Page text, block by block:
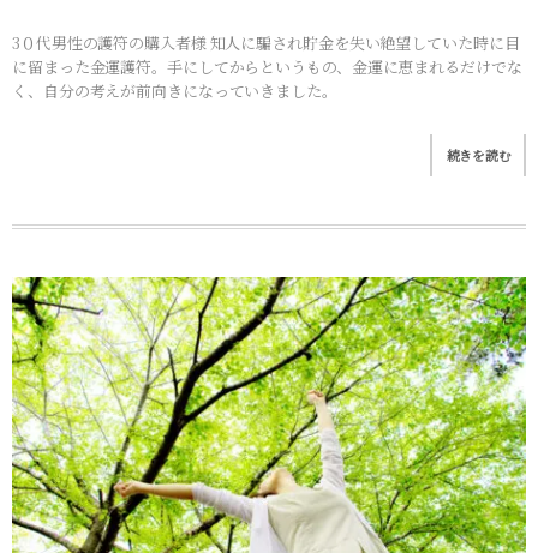
3０代男性の護符の購入者様 知人に騙され貯金を失い絶望していた時に目
に留まった金運護符。手にしてからというもの、金運に恵まれるだけでな
く、自分の考えが前向きになっていきました。
続きを読む